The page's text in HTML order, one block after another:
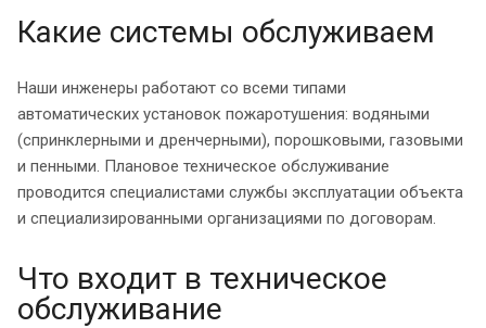
Какие системы обслуживаем
Наши инженеры работают со всеми типами
автоматических установок пожаротушения: водяными
(спринклерными и дренчерными), порошковыми, газовыми
и пенными. Плановое техническое обслуживание
проводится специалистами службы эксплуатации объекта
и специализированными организациями по договорам.
Что входит в техническое
обслуживание